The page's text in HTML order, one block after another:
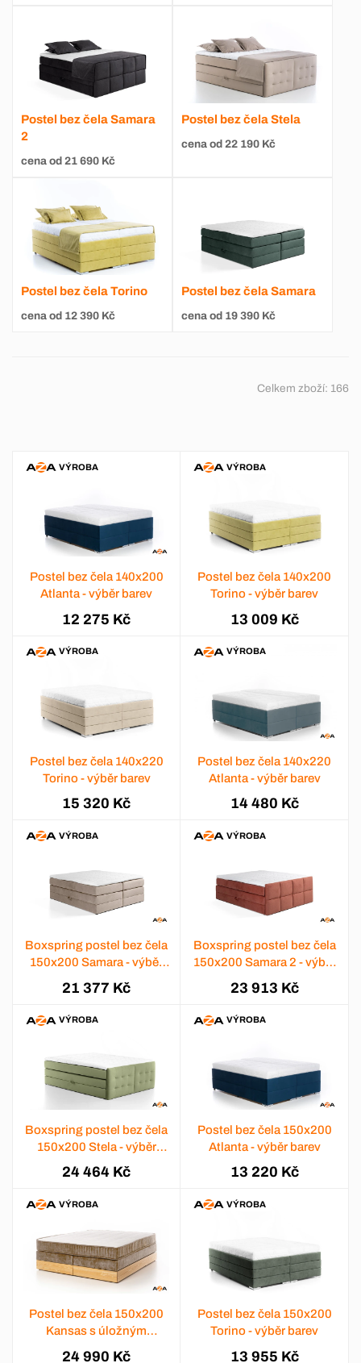
Postel bez čela Samara
2
cena od 21 690 Kč
Postel bez čela Stela
cena od 22 190 Kč
Postel bez čela Torino
cena od 12 390 Kč
Postel bez čela Samara
cena od 19 390 Kč
Celkem zboží: 166
VÝROBA
Postel bez čela 140x200
Atlanta - výběr barev
12 275 Kč
VÝROBA
Postel bez čela 140x200
Torino - výběr barev
13 009 Kč
VÝROBA
Postel bez čela 140x220
Torino - výběr barev
15 320 Kč
VÝROBA
Postel bez čela 140x220
Atlanta - výběr barev
14 480 Kč
VÝROBA
Boxspring postel bez čela
150x200 Samara - výběr
21 377 Kč
VÝROBA
Boxspring postel bez čela
150x200 Samara 2 - výběr
23 913 Kč
VÝROBA
Boxspring postel bez čela
150x200 Stela - výběr
barev
24 464 Kč
VÝROBA
Postel bez čela 150x200
Atlanta - výběr barev
13 220 Kč
VÝROBA
Postel bez čela 150x200
Kansas s úložným
24 990 Kč
VÝROBA
Postel bez čela 150x200
Torino - výběr barev
13 955 Kč